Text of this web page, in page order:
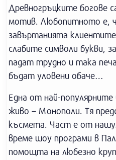
Древногръцките богове
мотив. Любопитното е,
завъртанията
слабите символи букви,
падат трудно и така
бъдат уловени обаче…
Една от най-популярните
живо – Монополи. Тя
късмета. Част е от
време шоу програми в
помощта на любезно